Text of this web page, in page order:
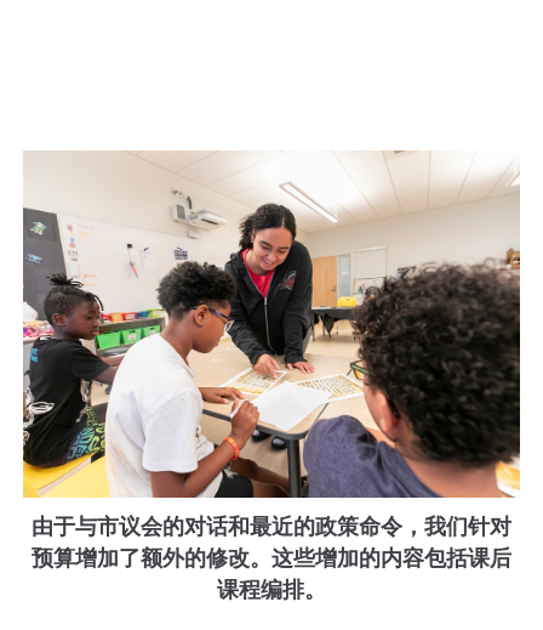
由于与市议会的对话和最近的政策命令，我们针对
预算增加了额外的修改。这些增加的内容包括课后
课程编排。